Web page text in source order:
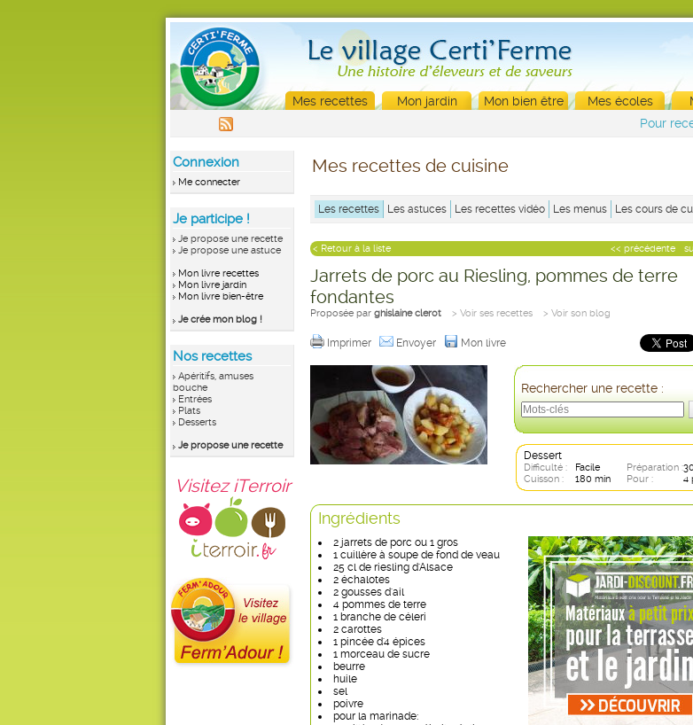
Mes recettes Mon jardin Mon bien être Mes écoles
Pour
Connexion
Me connecter
Je participe !
Je propose une recette
Je propose une astuce
Mon livre recettes
Mon livre jardin
Mon livre bien-être
Je crée mon blog !
Nos recettes
Apéritifs, amuses
bouche
Entrées
Plats
Desserts
Je propose une recette
Visitez iTerroir
Mes recettes de cuisine
Les recettes Les astuces Les recettes vidéo Les menus Les cours de
<< précédente
< Retour à la liste
Jarrets de porc au Riesling, pommes de terre
fondantes
Proposée par ghislaine clerot > Voir ses recettes > Voir son blog
Imprimer Envoyer Mon livre
Rechercher une recette :
Dessert
Difficulté : Facile Préparation :
Cuisson :
180 min Pour : 4
Ingrédients
2 jarrets de porc ou 1 gros
1 cuillère à soupe de fond de veau
25 cl de riesling d'Alsace
2 échalotes
2 gousses d'ail
4 pommes de terre
1 branche de céleri
2 carottes
1 pincée d'4 épices
1 morceau de sucre
beurre
huile
sel
poivre
pour la marinade: